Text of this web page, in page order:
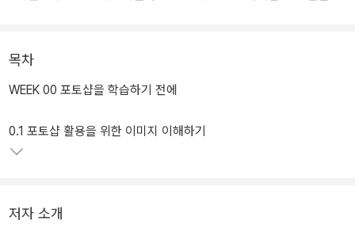
수 있도록 제공하기에 이르렀습니다. 대표적인 이미지 저작 편집 도
면 놀랍도록 새로워진 AI 기술과 함께 포토샵을 이전보다 빠르고 쉽
목차
WEEK 00 포토샵을 학습하기 전에
0.1 포토샵 활용을 위한 이미지 이해하기
저자 소개